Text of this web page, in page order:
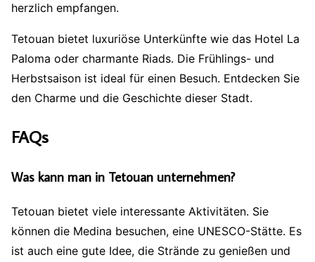
herzlich empfangen.
Tetouan bietet luxuriöse Unterkünfte wie das Hotel La
Paloma oder charmante Riads. Die Frühlings- und
Herbstsaison ist ideal für einen Besuch. Entdecken Sie
den Charme und die Geschichte dieser Stadt.
FAQs
Was kann man in Tetouan unternehmen?
Tetouan bietet viele interessante Aktivitäten. Sie
können die Medina besuchen, eine UNESCO-Stätte. Es
ist auch eine gute Idee, die Strände zu genießen und